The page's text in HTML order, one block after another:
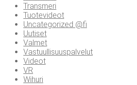
Transmeri
Tuotevideot
Uncategorized @fi
Uutiset
Valmet
Vastuullisuuspalvelut
Videot
VR
Wihuri